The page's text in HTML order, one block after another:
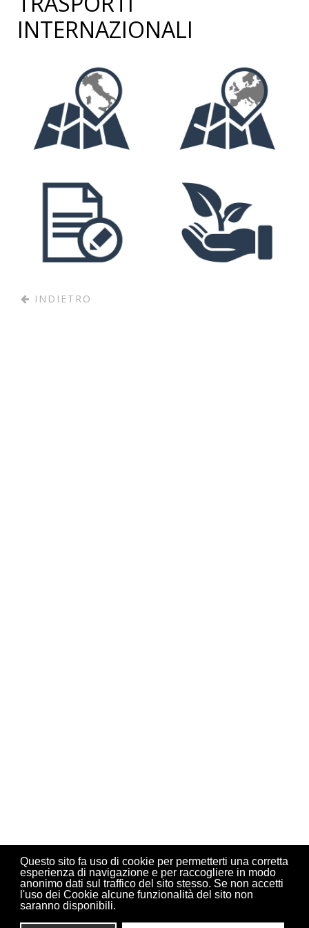
Questo sito fa uso di cookie per permetterti una corretta
esperienza di navigazione e per raccogliere in modo
anonimo dati sul traffico del sito stesso. Se non accetti
l'uso dei Cookie alcune funzionalità del sito non
saranno disponibili.
INTERNAZIONALI
INFO INFO
INFO INFO
INDIETRO